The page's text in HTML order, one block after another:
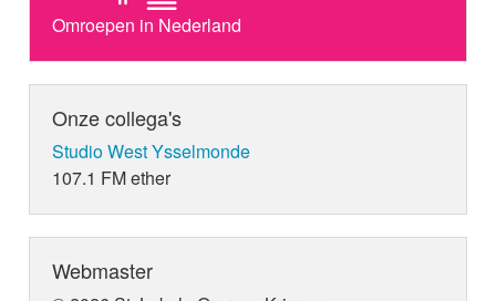
Omroepen in Nederland
Onze collega's
Studio West Ysselmonde
107.1 FM ether
Webmaster